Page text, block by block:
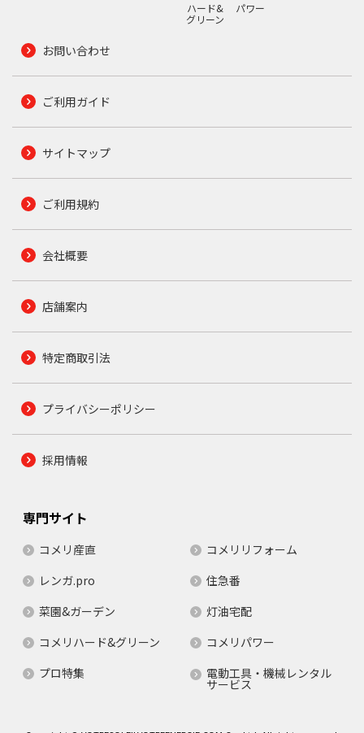
ハード&
グリーン
パワー
お問い合わせ
ご利用ガイド
サイトマップ
ご利用規約
会社概要
店舗案内
特定商取引法
プライバシーポリシー
採用情報
専門サイト
コメリ産直
コメリリフォーム
レンガ.pro
住急番
菜園&ガーデン
灯油宅配
コメリハード&グリーン
コメリパワー
プロ特集
電動工具・機械レンタル
サービス